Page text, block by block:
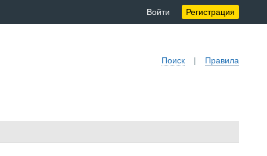
Войти Регистрация
Поиск | Правила